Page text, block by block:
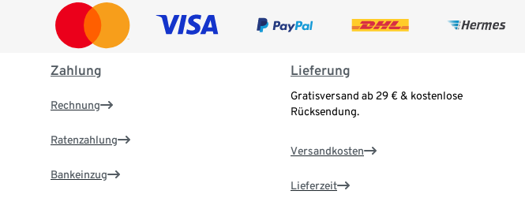
Zahlung
Rechnung
Ratenzahlung
Bankeinzug
Lieferung
Gratisversand ab 29 € & kostenlose
Rücksendung.
Versandkosten
Lieferzeit